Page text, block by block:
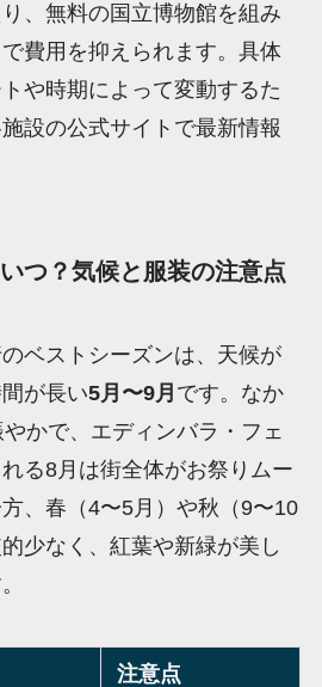
、無料の国立博物館を組み
費用を抑えられます。具体
や時期によって変動するた
設の公式サイトで最新情報
つ？気候と服装の注意点
ベストシーズンは、天候が
が長い5月〜9月 です。なか
かで、エディンバラ・フェ
る8月は街全体がお祭りムー
、春（4〜5月）や秋（9〜10
少なく、紅葉や新緑が美し
注意点